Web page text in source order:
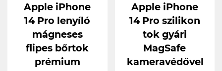
Apple iPhone
14 Pro lenyíló
mágneses
flipes bőrtok
prémium
Apple iPhone
14 Pro szilikon
tok gyári
MagSafe
kameravédővel